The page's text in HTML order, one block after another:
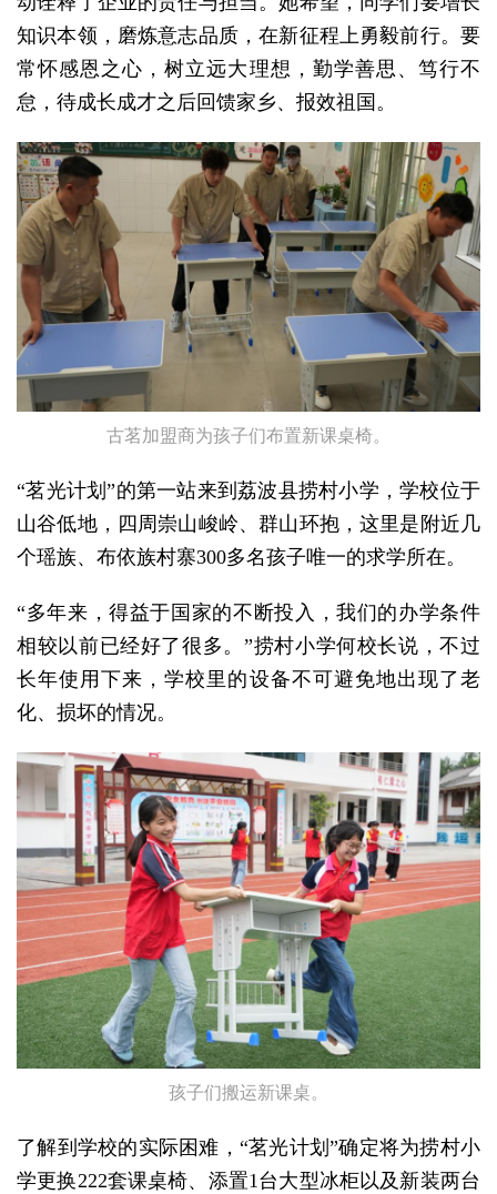
知识本领，磨炼意志品质，在新征程上勇毅前行。要
常怀感恩之心，树立远大理想，勤学善思、笃行不
怠，待成长成才之后回馈家乡、报效祖国。
古茗加盟商为孩子们布置新课桌椅。
“茗光计划”的第一站来到荔波县捞村小学，学校位于
山谷低地，四周崇山峻岭、群山环抱，这里是附近几
个瑶族、布依族村寨300多名孩子唯一的求学所在。
“多年来，得益于国家的不断投入，我们的办学条件
相较以前已经好了很多。”捞村小学何校长说，不过
长年使用下来，学校里的设备不可避免地出现了老
化、损坏的情况。
孩子们搬运新课桌。
了解到学校的实际困难，“茗光计划”确定将为捞村小
学更换222套课桌椅、添置1台大型冰柜以及新装两台